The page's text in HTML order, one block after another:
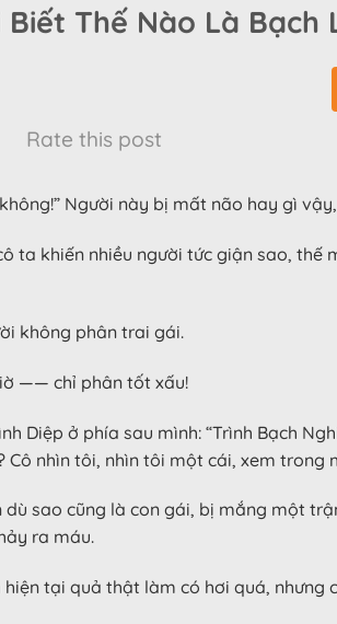
Biết Thế Nào Là Bạch
Rate this post
Người này bị mất não hay gì
ta khiến nhiều người tức giận sao,
không phân trai gái.
—— chỉ phân tốt xấu!
Diệp ở phía sau mình: “Trình Bạch
Cô nhìn tôi, nhìn tôi một cái, xem
dù sao cũng là con gái, bị mắng một
ra máu.
tại quả thật làm có hơi quá, nhưng